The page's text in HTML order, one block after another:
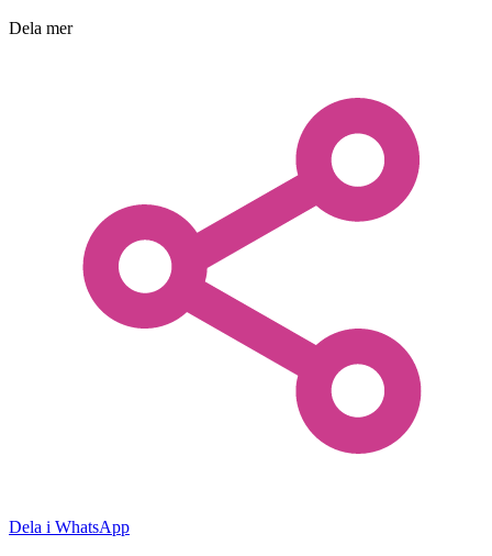
Dela mer
Dela i WhatsApp